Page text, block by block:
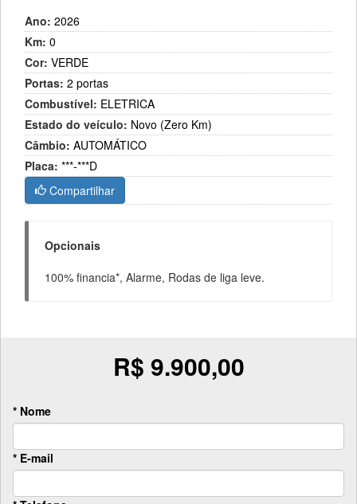
Ano: 2026
Km: 0
Cor: VERDE
Portas: 2 portas
Combustível: ELETRICA
Estado do veículo: Novo (Zero Km)
Câmbio: AUTOMÁTICO
Placa: ***-***D
Compartilhar
Opcionais
100% financia*, Alarme, Rodas de liga leve.
R$ 9.900,00
* Nome
* E-mail